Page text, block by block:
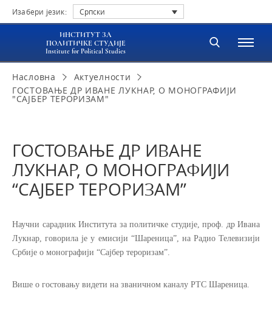
Изабери језик: Српски
ИНСТИТУТ ЗА
ПОЛИТИЧКЕ СТУДИЈЕ
Institute for Political Studies
Насловна
Актуелности
ГОСТОВАЊЕ ДР ИВАНЕ ЛУКНАР, О МОНОГРАФИЈИ
"САЈБЕР ТЕРОРИЗАМ"
ГОСТОВАЊЕ ДР ИВАНЕ
ЛУКНАР, О МОНОГРАФИЈИ
“САЈБЕР ТЕРОРИЗАМ”
Научни сарадник Института за политичке студије, проф. др Ивана
Лукнар, говорила је у емисији “Шареница”, на Радио Телевизији
Србије о монографији “Сајбер тероризам”.
Више о гостовању видети на званичном каналу РТС Шареница.